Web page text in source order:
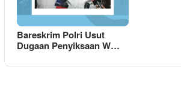
Bareskrim Polri Usut
Dugaan Penyiksaan W…